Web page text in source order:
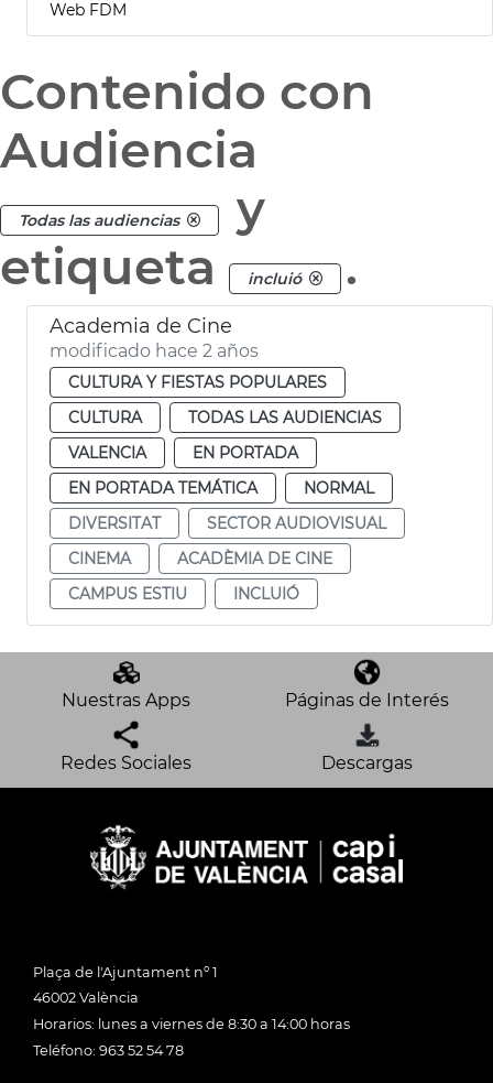
Web FDM
Contenido con
Audiencia
Todas las audiencias
y
etiqueta
incluió .
Academia de Cine
modificado hace 2 años
CULTURA Y FIESTAS POPULARES
CULTURA
TODAS LAS AUDIENCIAS
VALENCIA
EN PORTADA
EN PORTADA TEMÁTICA
NORMAL
DIVERSITAT
SECTOR AUDIOVISUAL
CINEMA
ACADÈMIA DE CINE
CAMPUS ESTIU
INCLUIÓ
Nuestras Apps Páginas de Interés
Redes Sociales Descargas
Plaça de l'Ajuntament nº 1
46002 València
Horarios: lunes a viernes de 8:30 a 14:00 horas
Teléfono: 963 52 54 78